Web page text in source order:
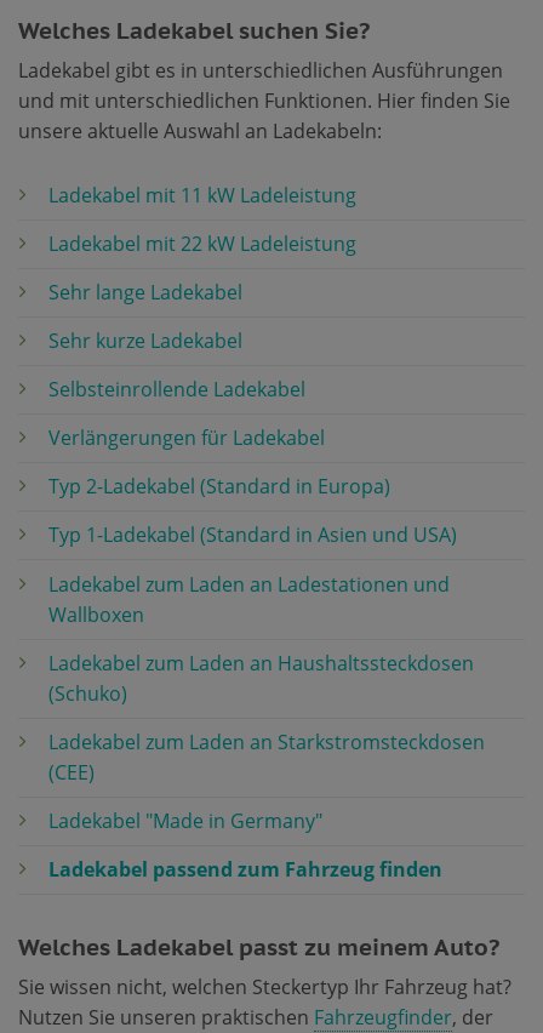
Welches Ladekabel suchen Sie?
Ladekabel gibt es in unterschiedlichen Ausführungen
und mit unterschiedlichen Funktionen. Hier finden Sie
unsere aktuelle Auswahl an Ladekabeln:
Ladekabel mit 11 kW Ladeleistung
Ladekabel mit 22 kW Ladeleistung
Sehr lange Ladekabel
Sehr kurze Ladekabel
Selbsteinrollende Ladekabel
Verlängerungen für Ladekabel
Typ 2-Ladekabel (Standard in Europa)
Typ 1-Ladekabel (Standard in Asien und USA)
Ladekabel zum Laden an Ladestationen und
Wallboxen
Ladekabel zum Laden an Haushaltssteckdosen
(Schuko)
Ladekabel zum Laden an Starkstromsteckdosen
(CEE)
Ladekabel "Made in Germany"
Ladekabel passend zum Fahrzeug finden
Welches Ladekabel passt zu meinem Auto?
Sie wissen nicht, welchen Steckertyp Ihr Fahrzeug hat?
Nutzen Sie unseren praktischen Fahrzeugfinder, der